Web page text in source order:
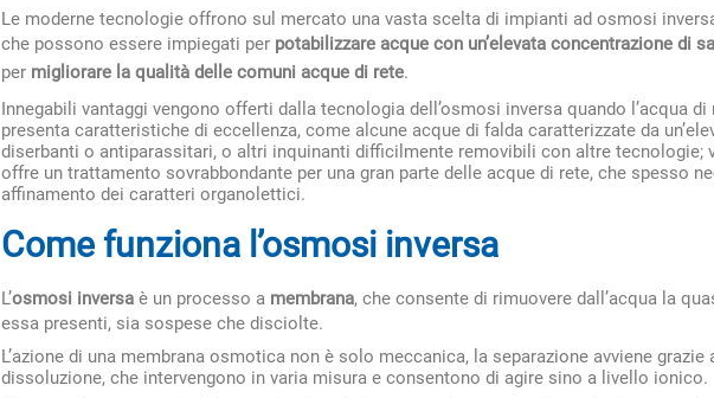
Le moderne tecnologie offrono sul mercato una vasta scelta di impianti ad osmosi
che possono essere impiegati per potabilizzare acque con un’elevata concentrazione di
per migliorare la qualità delle comuni acque di rete.
Innegabili vantaggi vengono offerti dalla tecnologia dell’osmosi inversa quando l’acqua
presenta caratteristiche di eccellenza, come alcune acque di falda caratterizzate da
diserbanti o antiparassitari, o altri inquinanti difficilmente removibili con altre tecnologie;
offre un trattamento sovrabbondante per una gran parte delle acque di rete, che spesso
affinamento dei caratteri organolettici.
Come funziona l’osmosi inversa
L’osmosi inversa è un processo a membrana, che consente di rimuovere dall’acqua la
essa presenti, sia sospese che disciolte.
L’azione di una membrana osmotica non è solo meccanica, la separazione avviene
dissoluzione, che intervengono in varia misura e consentono di agire sino a livello ionico.